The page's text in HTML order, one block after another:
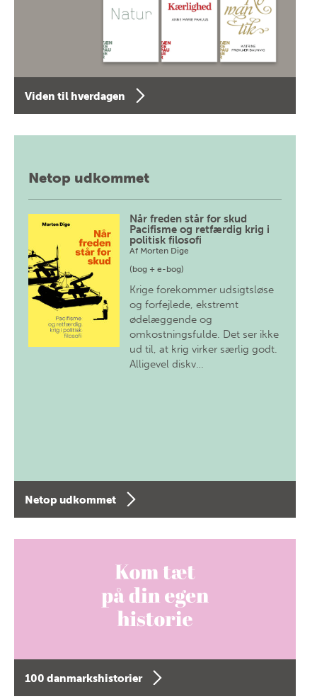
Viden til hverdagen
Netop udkommet
Når freden står for skud
Pacifisme og retfærdig krig i
politisk filosofi
Af Morten Dige
(bog + e-bog)
Krige forekommer udsigtsløse
og forfejlede, ekstremt
ødelæggende og
omkostningsfulde. Det ser ikke
ud til, at krig virker særlig godt.
Alligevel diskv…
Netop udkommet
100 danmarkshistorier